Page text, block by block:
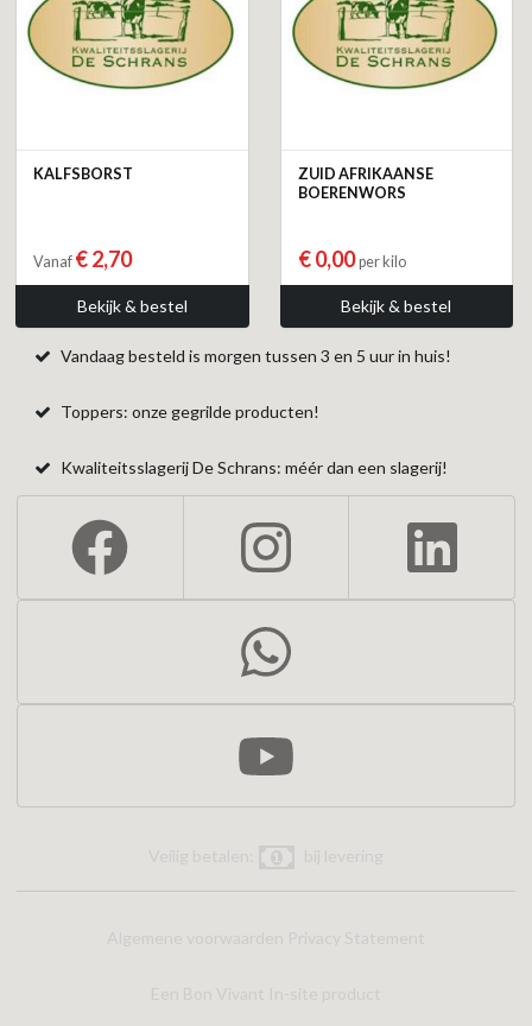
KALFSBORST
Vanaf € 2,70
Bekijk & bestel
ZUID AFRIKAANSE
BOERENWORS
€ 0,00per kilo
Bekijk & bestel
Vandaag besteld is morgen tussen 3 en 5 uur in huis!
Toppers: onze gegrilde producten!
Kwaliteitsslagerij De Schrans: méér dan een slagerij!